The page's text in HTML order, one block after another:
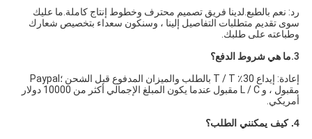
رد: نعم بالطبع.لدينا فريق تصميم محترف وخطوط إنتاج كاملة.ما عليك
سوى تقديم متطلبات التفاصيل إلينا ، وسنكون سعداء بتخصيص شعارك
وطباعته على طلبك.
3. ما هي شروط الدفع؟
إعادة: إيداع 30٪ T / T بالطلب والميزان المدفوع قبل الشحن ؛Paypal
مقبول ، و L / C مقبول عندما يكون المبلغ الإجمالي أكثر من 10000 دولار
أمريكي.
4. كيف يمكنني الطلب؟